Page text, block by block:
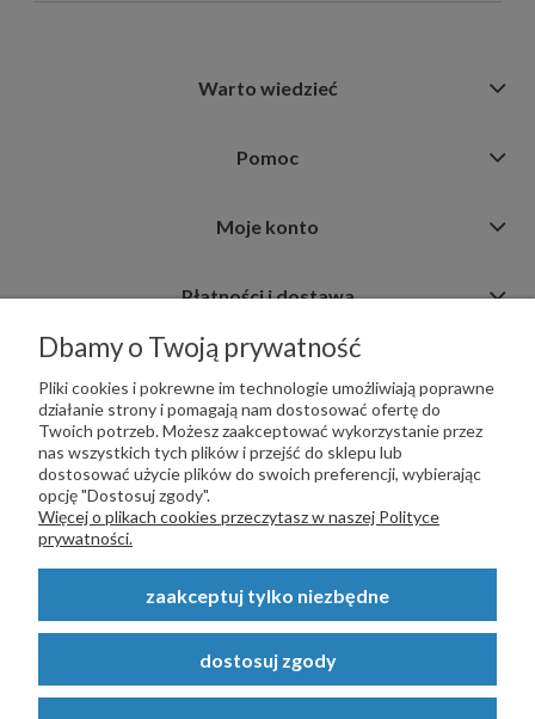
Warto wiedzieć
Pomoc
Moje konto
Płatności i dostawa
Informacje
PŁATNOŚCI OBSŁUGUJE:
Copyright © 2023STALSKLEP.PL- Akcesoria do bram i ogrodzeń -
STALSKLEP ul. Feliksa Wrobela 4a, 30-798 Kraków. Wszystkie prawa
Dbamy o Twoją prywatność
Pliki cookies i pokrewne im technologie umożliwiają poprawne
działanie strony i pomagają nam dostosować ofertę do
Twoich potrzeb. Możesz zaakceptować wykorzystanie przez
nas wszystkich tych plików i przejść do sklepu lub
dostosować użycie plików do swoich preferencji, wybierając
opcję "Dostosuj zgody".
Więcej o plikach cookies przeczytasz w naszej Polityce
prywatności.
zaakceptuj tylko niezbędne
dostosuj zgody